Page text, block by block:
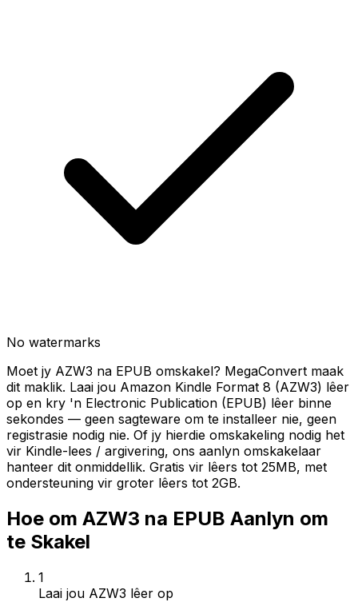
No watermarks
Moet jy AZW3 na EPUB omskakel? MegaConvert maak
dit maklik. Laai jou Amazon Kindle Format 8 (AZW3) lêer
op en kry 'n Electronic Publication (EPUB) lêer binne
sekondes — geen sagteware om te installeer nie, geen
registrasie nodig nie. Of jy hierdie omskakeling nodig het
vir Kindle-lees / argivering, ons aanlyn omskakelaar
hanteer dit onmiddellik. Gratis vir lêers tot 25MB, met
ondersteuning vir groter lêers tot 2GB.
Hoe om AZW3 na EPUB Aanlyn om
te Skakel
1
Laai jou AZW3 lêer op